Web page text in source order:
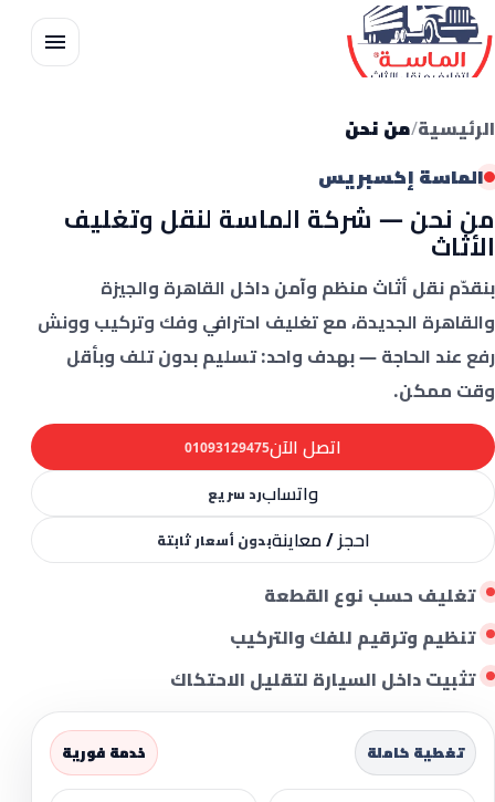
الرئيسية
خدمات الماسة
تواصل معنا
الرئيسية من نحن
الماسة إكسبريس
من نحن — شركة الماسة لنقل وتغليف
الأثاث
بنقدّم نقل أثاث منظم وآمن داخل القاهرة والجيزة
والقاهرة الجديدة، مع تغليف احترافي وفك وتركيب وونش
رفع عند الحاجة — بهدف واحد: تسليم بدون تلف وبأقل
وقت ممكن.
اتصل الآن01093129475
واتسابرد سريع
احجز / معاينةبدون أسعار ثابتة
تغليف حسب نوع القطعة
تنظيم وترقيم للفك والتركيب
تثبيت داخل السيارة لتقليل الاحتكاك
تغطية كاملة خدمة فورية